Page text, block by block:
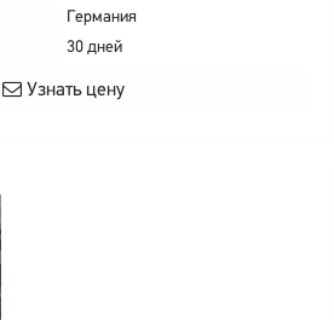
Германия
30 дней
Узнать цену